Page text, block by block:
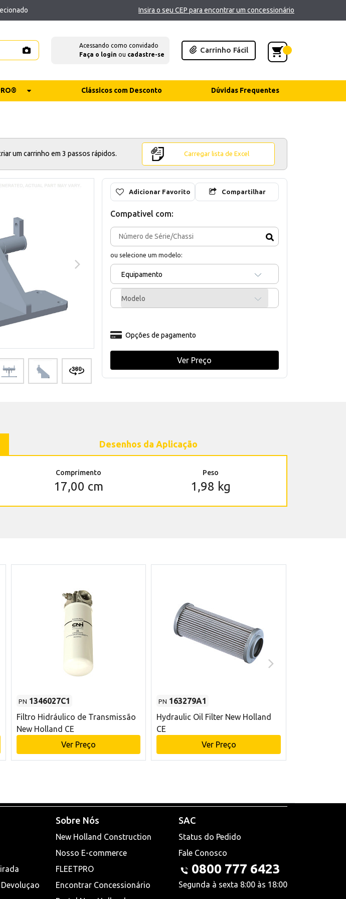
Insira o seu CEP para encontrar um concessionário
Acessando como convidado
Faça o login ou cadastre-se
Carrinho Fácil
Clássicos com Desconto Dúvidas Frequentes
um carrinho em 3 passos rápidos. Carregar lista de Excel
Adicionar Favorito Compartilhar
Compativel com:
ou selecione um modelo:
Equipamento
Modelo
Opções de pagamento
Ver Preço
Desenhos da Aplicação
Comprimento
17,00 cm
Peso
1,98 kg
PN 1346027C1
Filtro Hidráulico de Transmissão
New Holland CE
Ver Preço
PN 163279A1
Hydraulic Oil Filter New Holland
CE
Ver Preço
Sobre Nós
New Holland Construction
Nosso E-commerce
FLEETPRO
Encontrar Concessionário
SAC
Status do Pedido
Fale Conosco
0800 777 6423
Segunda à sexta 8:00 às 18:00